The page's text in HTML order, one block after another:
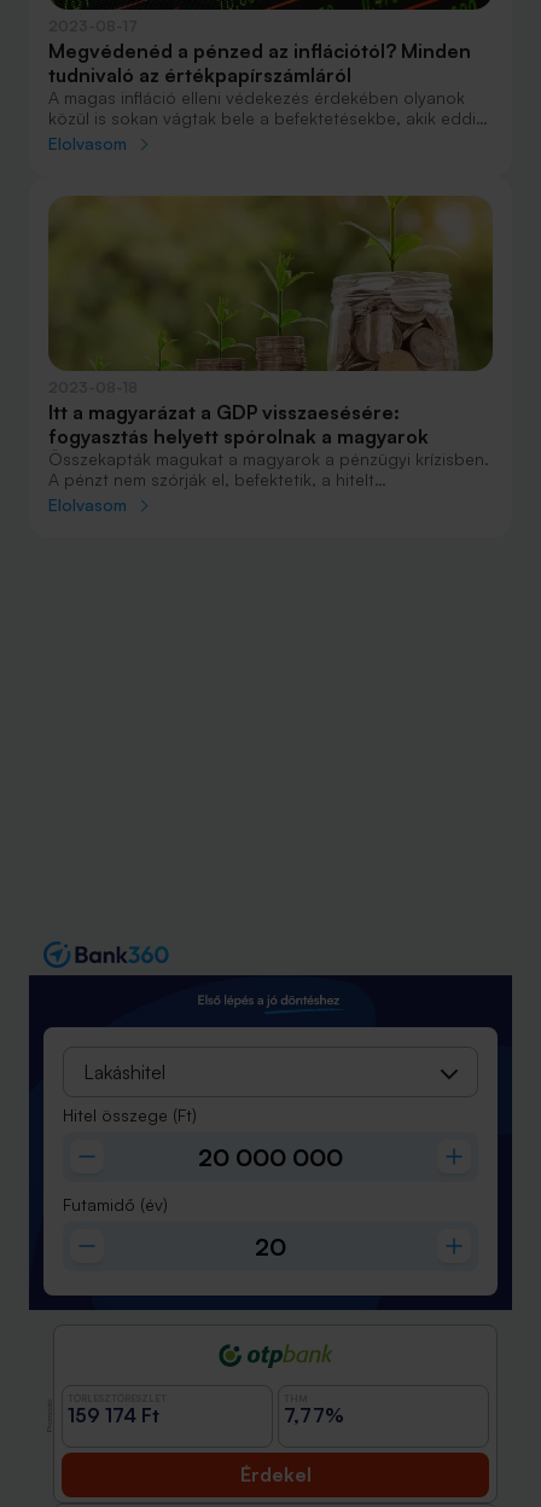
Megvédenéd a pénzed az inflációtól? Minden
tudnivaló az értékpapírszámláról
A magas infláció elleni védekezés érdekében olyanok
közül is sokan vágtak bele a befektetésekbe, akik eddig
nem vásároltak értékpapírokat a megtakarításaikból.
használatáról.
Elolvasom
Itt a magyarázat a GDP visszaesésére:
fogyasztás helyett spórolnak a magyarok
Összekapták magukat a magyarok a pénzügyi krízisben.
A pénzt nem szórják el, befektetik, a hitelt
meggondolják, spórolnak, ahol tudnak. A GDP és a
Elolvasom
Lakáshitel
Hitel összege (Ft)
Futamidő (év)
159 174 Ft 7,77%
Érdekel